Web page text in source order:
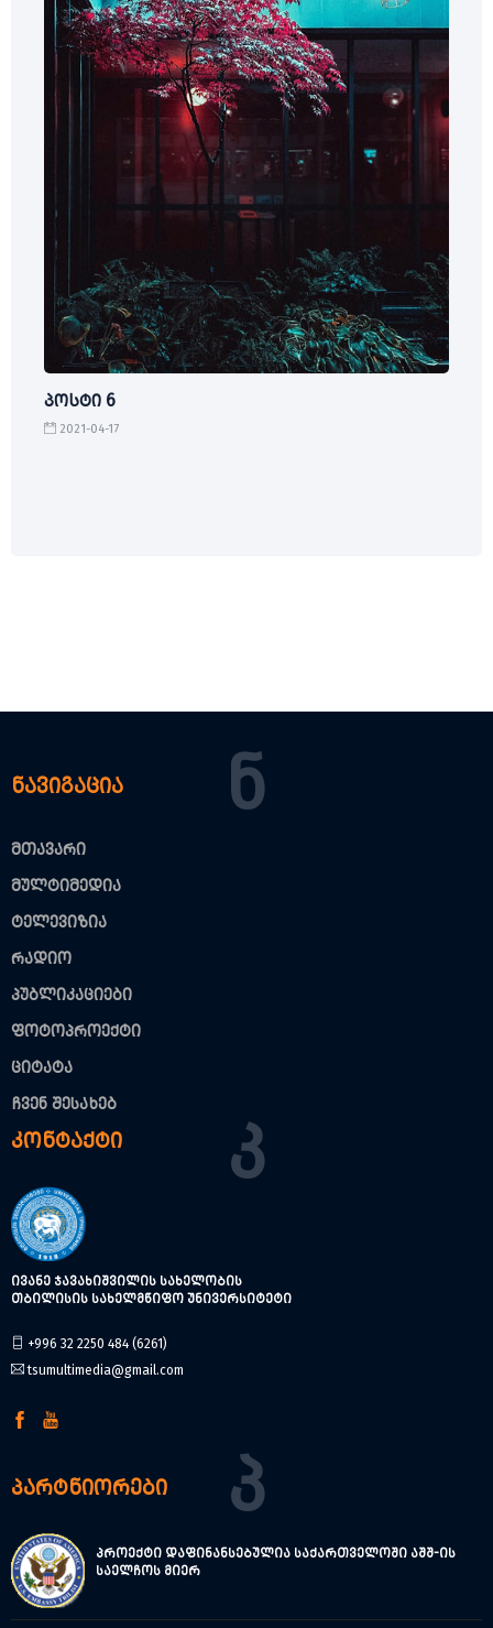
პოსტი 6
2021-04-17
ნავიგაცია Ნ
მთავარი
მულტიმედია
ტელევიზია
რადიო
პუბლიკაციები
ფოტოპროექტი
ციტატა
ჩვენ შესახებ
კონტაქტი Კ
ივანე ჯავახიშვილის სახელობის
თბილისის სახელმწიფო უნივერსიტეტი
+996 32 2250 484 (6261)
tsumultimedia@gmail.com
პარტნიორები Პ
პროექტი დაფინანსებულია საქართველოში აშშ-ის
საელჩოს მიერ